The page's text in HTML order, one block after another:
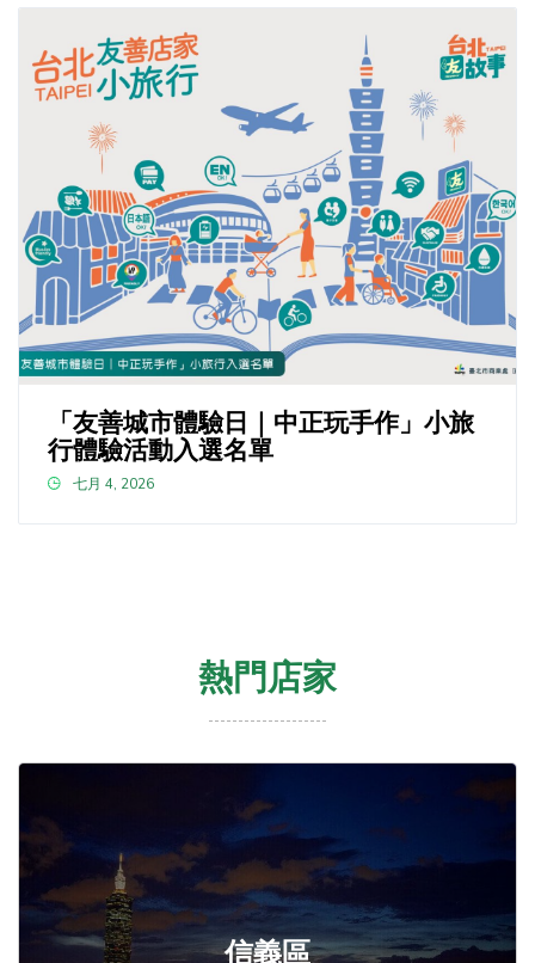
「友善城市體驗日｜中正玩手作」小旅
行體驗活動入選名單
七月 4, 2026
熱門店家
信義區